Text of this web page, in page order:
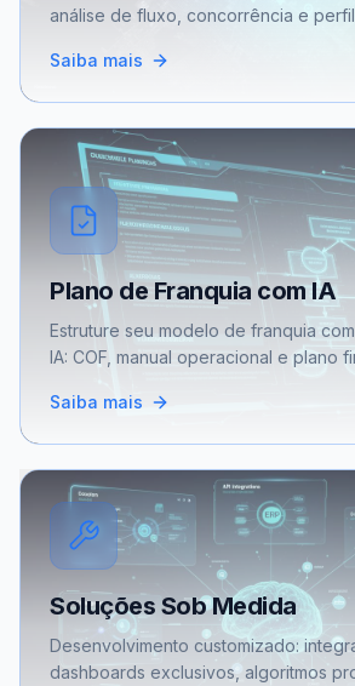
análise de fluxo, concorrência e
Saiba mais
Plano de Franquia com IA
Estruture seu modelo de franquia
IA: COF, manual operacional e plano
Saiba mais
Soluções Sob Medida
Desenvolvimento customizado:
dashboards exclusivos, algoritmos